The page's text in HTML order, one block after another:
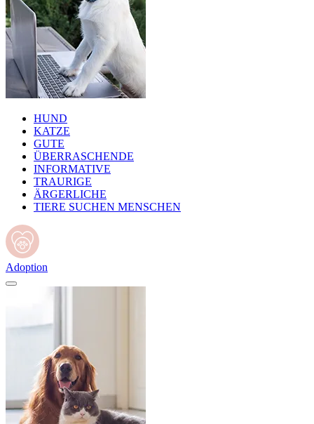
HUND
KATZE
GUTE
ÜBERRASCHENDE
INFORMATIVE
TRAURIGE
ÄRGERLICHE
TIERE SUCHEN MENSCHEN
Adoption